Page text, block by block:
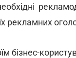
рекламних
бізнес-